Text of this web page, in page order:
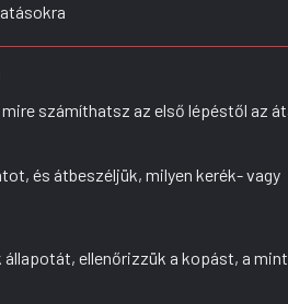
számíthatsz az első lépéstől az
és átbeszéljük, milyen kerék- vagy
ellenőrizzük a kopást, a